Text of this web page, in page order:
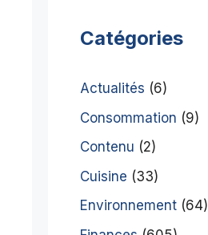
Catégories
Actualités (6)
Consommation (9)
Contenu (2)
Cuisine (33)
Environnement (64)